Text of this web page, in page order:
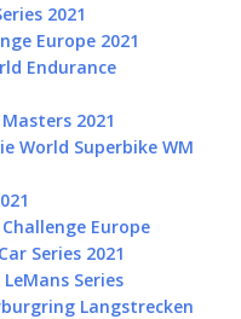
2021
Europe 2021
Endurance
Masters 2021
World Superbike WM
Europe
Series 2021
Series
Langstrecken